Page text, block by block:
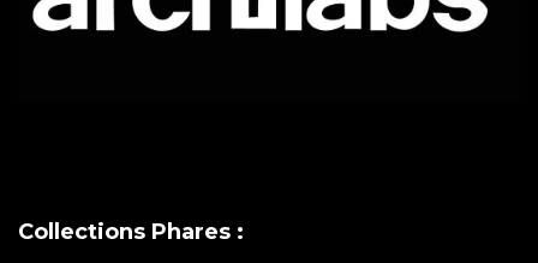
Collections Phares :